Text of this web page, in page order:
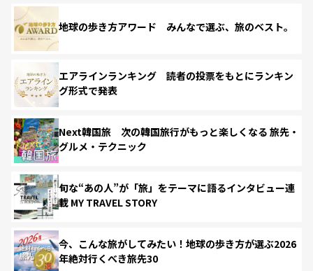
地球の歩き方アワード みんなで選ぶ、旅のベスト。
エアラインランキング 読者の投票をもとにランキン
グ形式で発表
Next韓国旅 次の韓国旅行がもっと楽しくなる 旅先・
グルメ・テクニック
旬な“あの人”が「旅」をテーマに語るインタビュー連
載 MY TRAVEL STORY
今、こんな旅がしてみたい！地球の歩き方が選ぶ2026
年絶対行くべき旅先30